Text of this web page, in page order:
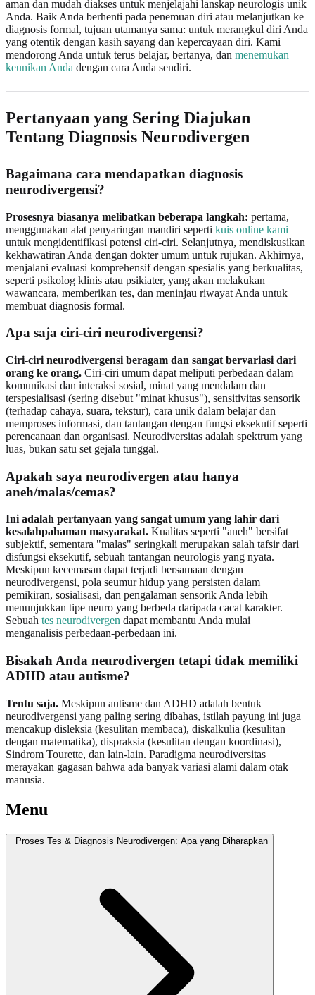
aman dan mudah diakses untuk menjelajahi lanskap neurologis unik
Anda. Baik Anda berhenti pada penemuan diri atau melanjutkan ke
diagnosis formal, tujuan utamanya sama: untuk merangkul diri Anda
yang otentik dengan kasih sayang dan kepercayaan diri. Kami
mendorong Anda untuk terus belajar, bertanya, dan menemukan
keunikan Anda dengan cara Anda sendiri.
Pertanyaan yang Sering Diajukan
Tentang Diagnosis Neurodivergen
Bagaimana cara mendapatkan diagnosis
neurodivergensi?
Prosesnya biasanya melibatkan beberapa langkah: pertama,
menggunakan alat penyaringan mandiri seperti kuis online kami
untuk mengidentifikasi potensi ciri-ciri. Selanjutnya, mendiskusikan
kekhawatiran Anda dengan dokter umum untuk rujukan. Akhirnya,
menjalani evaluasi komprehensif dengan spesialis yang berkualitas,
seperti psikolog klinis atau psikiater, yang akan melakukan
wawancara, memberikan tes, dan meninjau riwayat Anda untuk
membuat diagnosis formal.
Apa saja ciri-ciri neurodivergensi?
Ciri-ciri neurodivergensi beragam dan sangat bervariasi dari
orang ke orang. Ciri-ciri umum dapat meliputi perbedaan dalam
komunikasi dan interaksi sosial, minat yang mendalam dan
terspesialisasi (sering disebut "minat khusus"), sensitivitas sensorik
(terhadap cahaya, suara, tekstur), cara unik dalam belajar dan
memproses informasi, dan tantangan dengan fungsi eksekutif seperti
perencanaan dan organisasi. Neurodiversitas adalah spektrum yang
luas, bukan satu set gejala tunggal.
Apakah saya neurodivergen atau hanya
aneh/malas/cemas?
Ini adalah pertanyaan yang sangat umum yang lahir dari
kesalahpahaman masyarakat. Kualitas seperti "aneh" bersifat
subjektif, sementara "malas" seringkali merupakan salah tafsir dari
disfungsi eksekutif, sebuah tantangan neurologis yang nyata.
Meskipun kecemasan dapat terjadi bersamaan dengan
neurodivergensi, pola seumur hidup yang persisten dalam
pemikiran, sosialisasi, dan pengalaman sensorik Anda lebih
menunjukkan tipe neuro yang berbeda daripada cacat karakter.
Sebuah tes neurodivergen dapat membantu Anda mulai
menganalisis perbedaan-perbedaan ini.
Bisakah Anda neurodivergen tetapi tidak memiliki
ADHD atau autisme?
Tentu saja. Meskipun autisme dan ADHD adalah bentuk
neurodivergensi yang paling sering dibahas, istilah payung ini juga
mencakup disleksia (kesulitan membaca), diskalkulia (kesulitan
dengan matematika), dispraksia (kesulitan dengan koordinasi),
Sindrom Tourette, dan lain-lain. Paradigma neurodiversitas
merayakan gagasan bahwa ada banyak variasi alami dalam otak
manusia.
Menu
Proses Tes & Diagnosis Neurodivergen: Apa yang Diharapkan